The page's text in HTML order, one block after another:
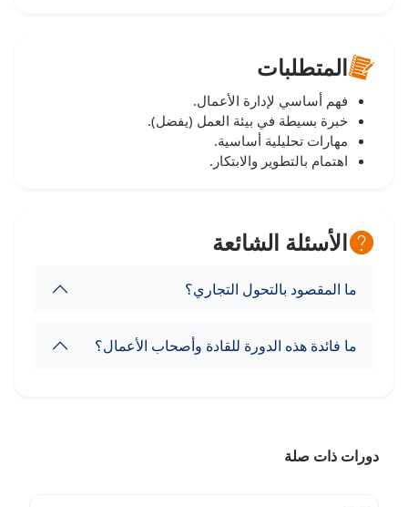
المتطلبات
فهم أساسي لإدارة الأعمال.
خبرة بسيطة في بيئة العمل (يفضل).
مهارات تحليلية أساسية.
اهتمام بالتطوير والابتكار.
الأسئلة الشائعة
ما المقصود بالتحول التجاري؟
ما فائدة هذه الدورة للقادة وأصحاب الأعمال؟
دورات ذات صلة